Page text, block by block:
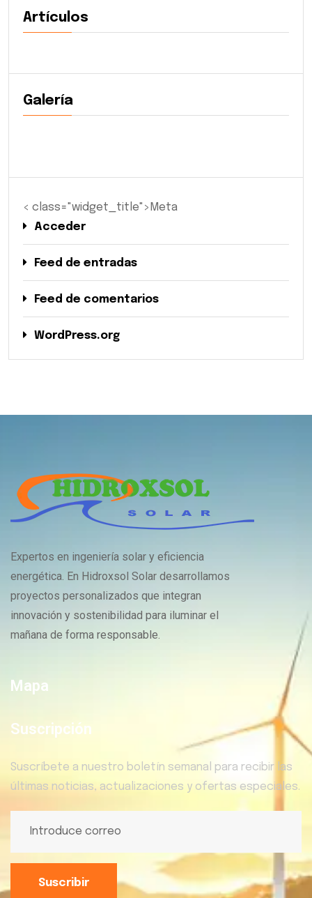
Artículos
Galería
< class="widget_title">Meta
Acceder
Feed de entradas
Feed de comentarios
WordPress.org
Expertos en ingeniería solar y eficiencia
energética. En Hidroxsol Solar desarrollamos
proyectos personalizados que integran
innovación y sostenibilidad para iluminar el
mañana de forma responsable.
Mapa
Suscripción
Suscríbete a nuestro boletín semanal para recibir las
últimas noticias, actualizaciones y ofertas especiales.
Suscribir